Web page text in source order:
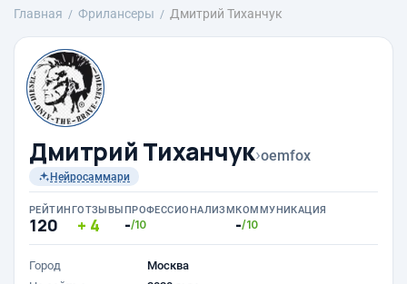
Главная Фрилансеры Дмитрий Тиханчук
Дмитрий Тиханчук›oemfox
Нейросаммари
РЕЙТИНГ
120
ОТЗЫВЫ
4
ПРОФЕССИОНАЛИЗМ
-/10
КОММУНИКАЦИЯ
-/10
Город
Москва